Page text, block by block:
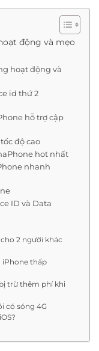
động và mẹo
hoạt động và
id thứ 2
hỗ trợ cập
độ cao
hot nhất
nhanh
ID và Data
2 người khác
iPhone thấp
trừ thêm phí khi
có sóng 4G